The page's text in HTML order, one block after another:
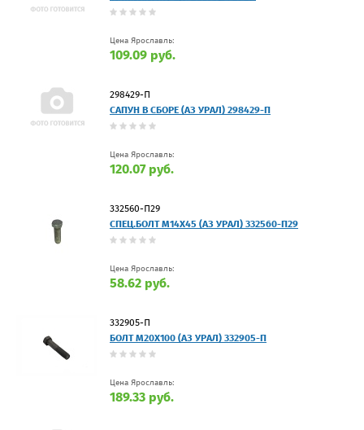
Цена Ярославль:
109.09 руб.
298429-П
САПУН В СБОРЕ (АЗ УРАЛ) 298429-П
Цена Ярославль:
120.07 руб.
332560-П29
СПЕЦ.БОЛТ М14Х45 (АЗ УРАЛ) 332560-П29
Цена Ярославль:
58.62 руб.
332905-П
БОЛТ М20Х100 (АЗ УРАЛ) 332905-П
Цена Ярославль:
189.33 руб.